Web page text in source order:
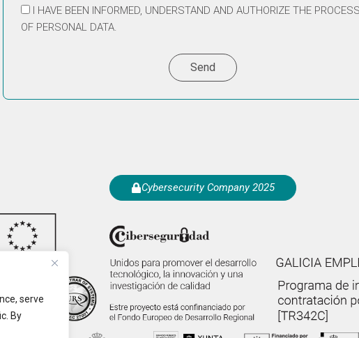
serve
By
I HAVE BEEN INFORMED, UNDERSTAND AND AUTHORIZE THE
OF PERSONAL DATA.
Send
Cybersecurity Company 2025